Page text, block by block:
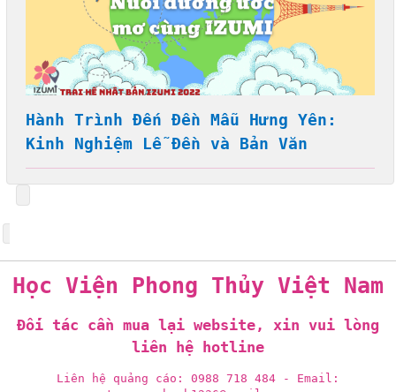
Hành Trình Đến Đền Mẫu Hưng Yên:
Kinh Nghiệm Lễ Đền và Bản Văn
Học Viện Phong Thủy Việt Nam
Đối tác cần mua lại website, xin vui lòng
liên hệ hotline
Liên hệ quảng cáo: 0988 718 484 - Email: